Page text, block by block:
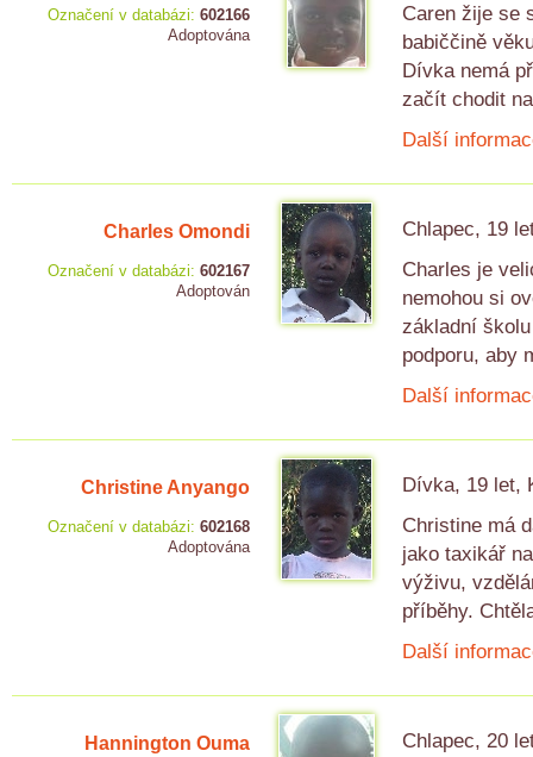
Označení v databázi: 602166
Adoptována
Caren žije se
babiččině
Dívka nemá
začít chodit
Další
Charles Omondi
Označení v databázi: 602167
Adoptován
Chlapec, 19
Charles je
nemohou si
základní
podporu, aby
Další
Christine Anyango
Označení v databázi: 602168
Adoptována
Dívka, 19 let,
Christine má
jako taxikář
výživu,
příběhy.
Další
Hannington Ouma
Chlapec, 20